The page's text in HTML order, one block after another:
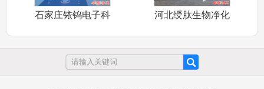
石家庄铱钨电子科
河北绶肽生物净化